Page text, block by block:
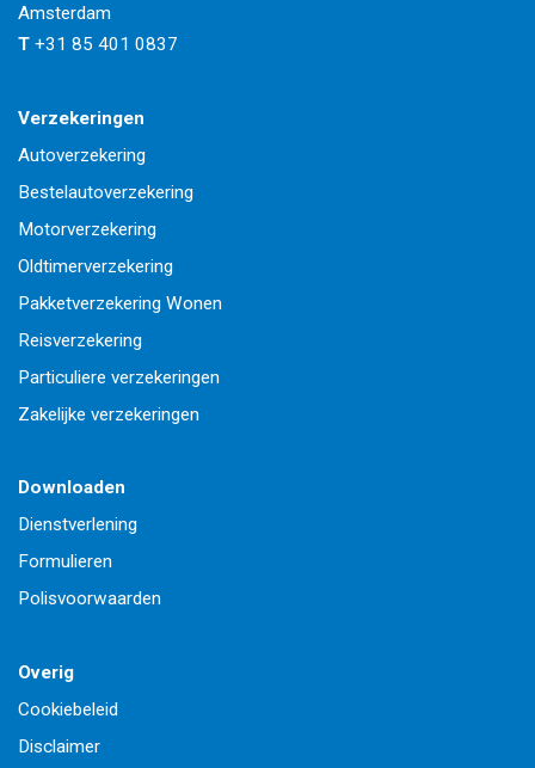
Amsterdam
T +31 85 401 0837
Verzekeringen
Autoverzekering
Bestelautoverzekering
Motorverzekering
Oldtimerverzekering
Pakketverzekering Wonen
Reisverzekering
Particuliere verzekeringen
Zakelijke verzekeringen
Downloaden
Dienstverlening
Formulieren
Polisvoorwaarden
Overig
Cookiebeleid
Disclaimer